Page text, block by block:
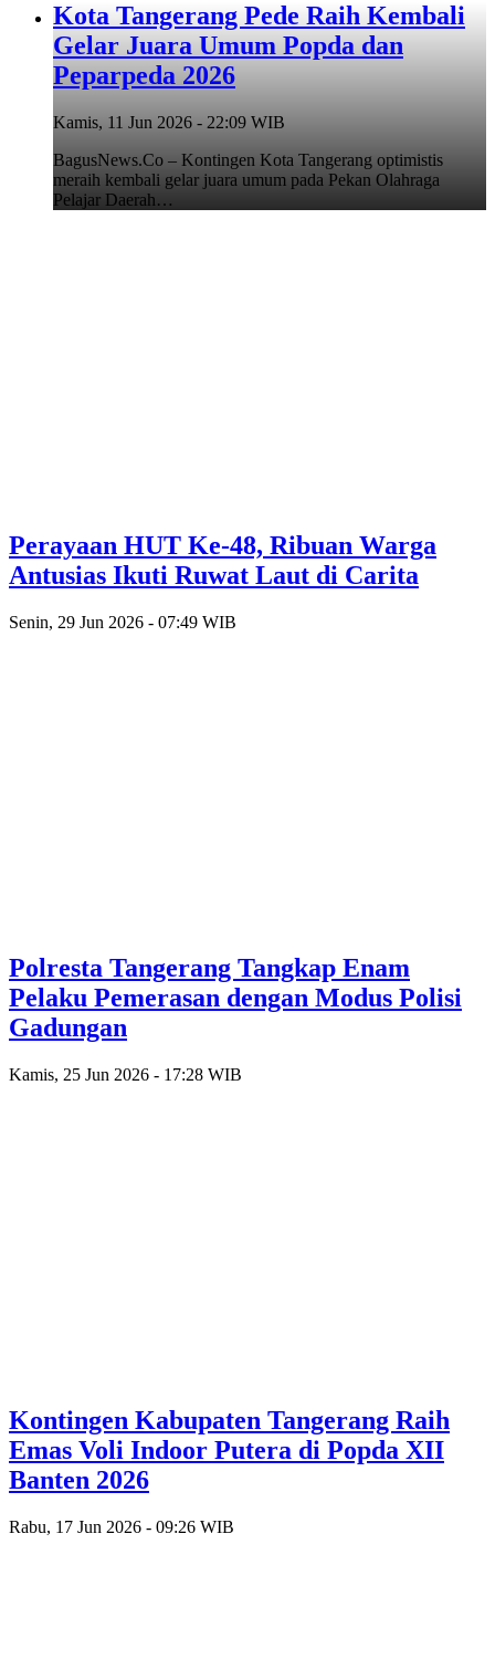
Kota Tangerang Pede Raih Kembali
Gelar Juara Umum Popda dan
Peparpeda 2026
Kamis, 11 Jun 2026 - 22:09 WIB
BagusNews.Co – Kontingen Kota Tangerang optimistis
meraih kembali gelar juara umum pada Pekan Olahraga
Pelajar Daerah…
Perayaan HUT Ke-48, Ribuan Warga
Antusias Ikuti Ruwat Laut di Carita
Senin, 29 Jun 2026 - 07:49 WIB
Polresta Tangerang Tangkap Enam
Pelaku Pemerasan dengan Modus Polisi
Gadungan
Kamis, 25 Jun 2026 - 17:28 WIB
Kontingen Kabupaten Tangerang Raih
Emas Voli Indoor Putera di Popda XII
Banten 2026
Rabu, 17 Jun 2026 - 09:26 WIB